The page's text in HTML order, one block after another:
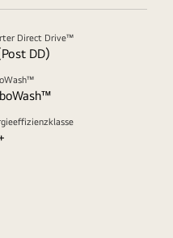
Direct Drive™
DD)